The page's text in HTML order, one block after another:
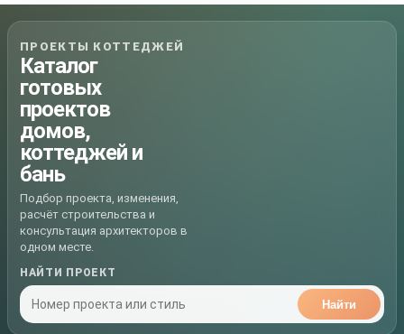
ПРОЕКТЫ КОТТЕДЖЕЙ
Каталог
готовых
проектов
домов,
коттеджей и
бань
Подбор проекта, изменения,
расчёт строительства и
консультация архитекторов в
одном месте.
НАЙТИ ПРОЕКТ
Найти